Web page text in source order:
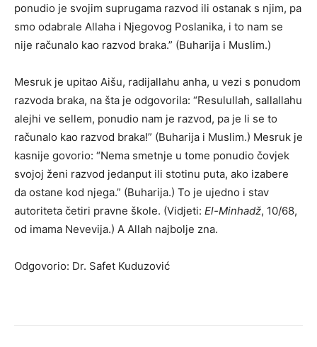
ponudio je svojim suprugama razvod ili ostanak s njim, pa
smo odabrale Allaha i Njegovog Poslanika, i to nam se
nije računalo kao razvod braka.” (Buharija i Muslim.)
Mesruk je upitao Aišu, radijallahu anha, u vezi s ponudom
razvoda braka, na šta je odgovorila: “Resulullah, sallallahu
alejhi ve sellem, ponudio nam je razvod, pa je li se to
računalo kao razvod braka!” (Buharija i Muslim.) Mesruk je
kasnije govorio: “Nema smetnje u tome ponudio čovjek
svojoj ženi razvod jedanput ili stotinu puta, ako izabere
da ostane kod njega.” (Buharija.) To je ujedno i stav
autoriteta četiri pravne škole. (Vidjeti: El-Minhadž, 10/68,
od imama Nevevija.) A Allah najbolje zna.
Odgovorio: Dr. Safet Kuduzović